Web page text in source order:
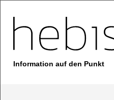
Information auf den Punkt